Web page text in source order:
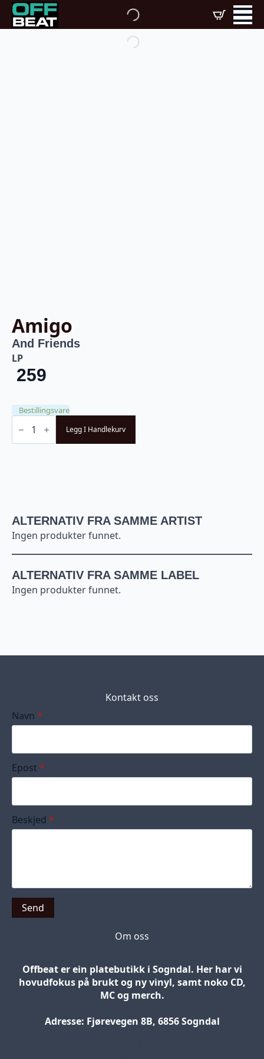
Amigo
And Friends
LP
259
Bestillingsvare
Amigo
Friends
Legg I Handlekurv
ALTERNATIV FRA SAMME ARTIST
Ingen produkter funnet.
ALTERNATIV FRA SAMME LABEL
Ingen produkter funnet.
Kontakt oss
Navn *
Epost *
Beskjed *
Send
Om oss
Offbeat er ein platebutikk i Sogndal. Her har vi
hovudfokus på brukt og ny vinyl, samt noko CD,
MC og merch.
Adresse: Fjørevegen 8B, 6856 Sogndal